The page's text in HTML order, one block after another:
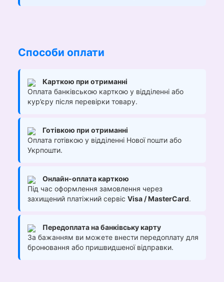
Способи оплати
Карткою при отриманні
Оплата банківською карткою у відділенні або
кур’єру після перевірки товару.
Готівкою при отриманні
Оплата готівкою у відділенні Нової пошти або
Укрпошти.
Онлайн-оплата карткою
Під час оформлення замовлення через
захищений платіжний сервіс Visa / MasterCard.
Передоплата на банківську карту
За бажанням ви можете внести передоплату для
бронювання або пришвидшеної відправки.